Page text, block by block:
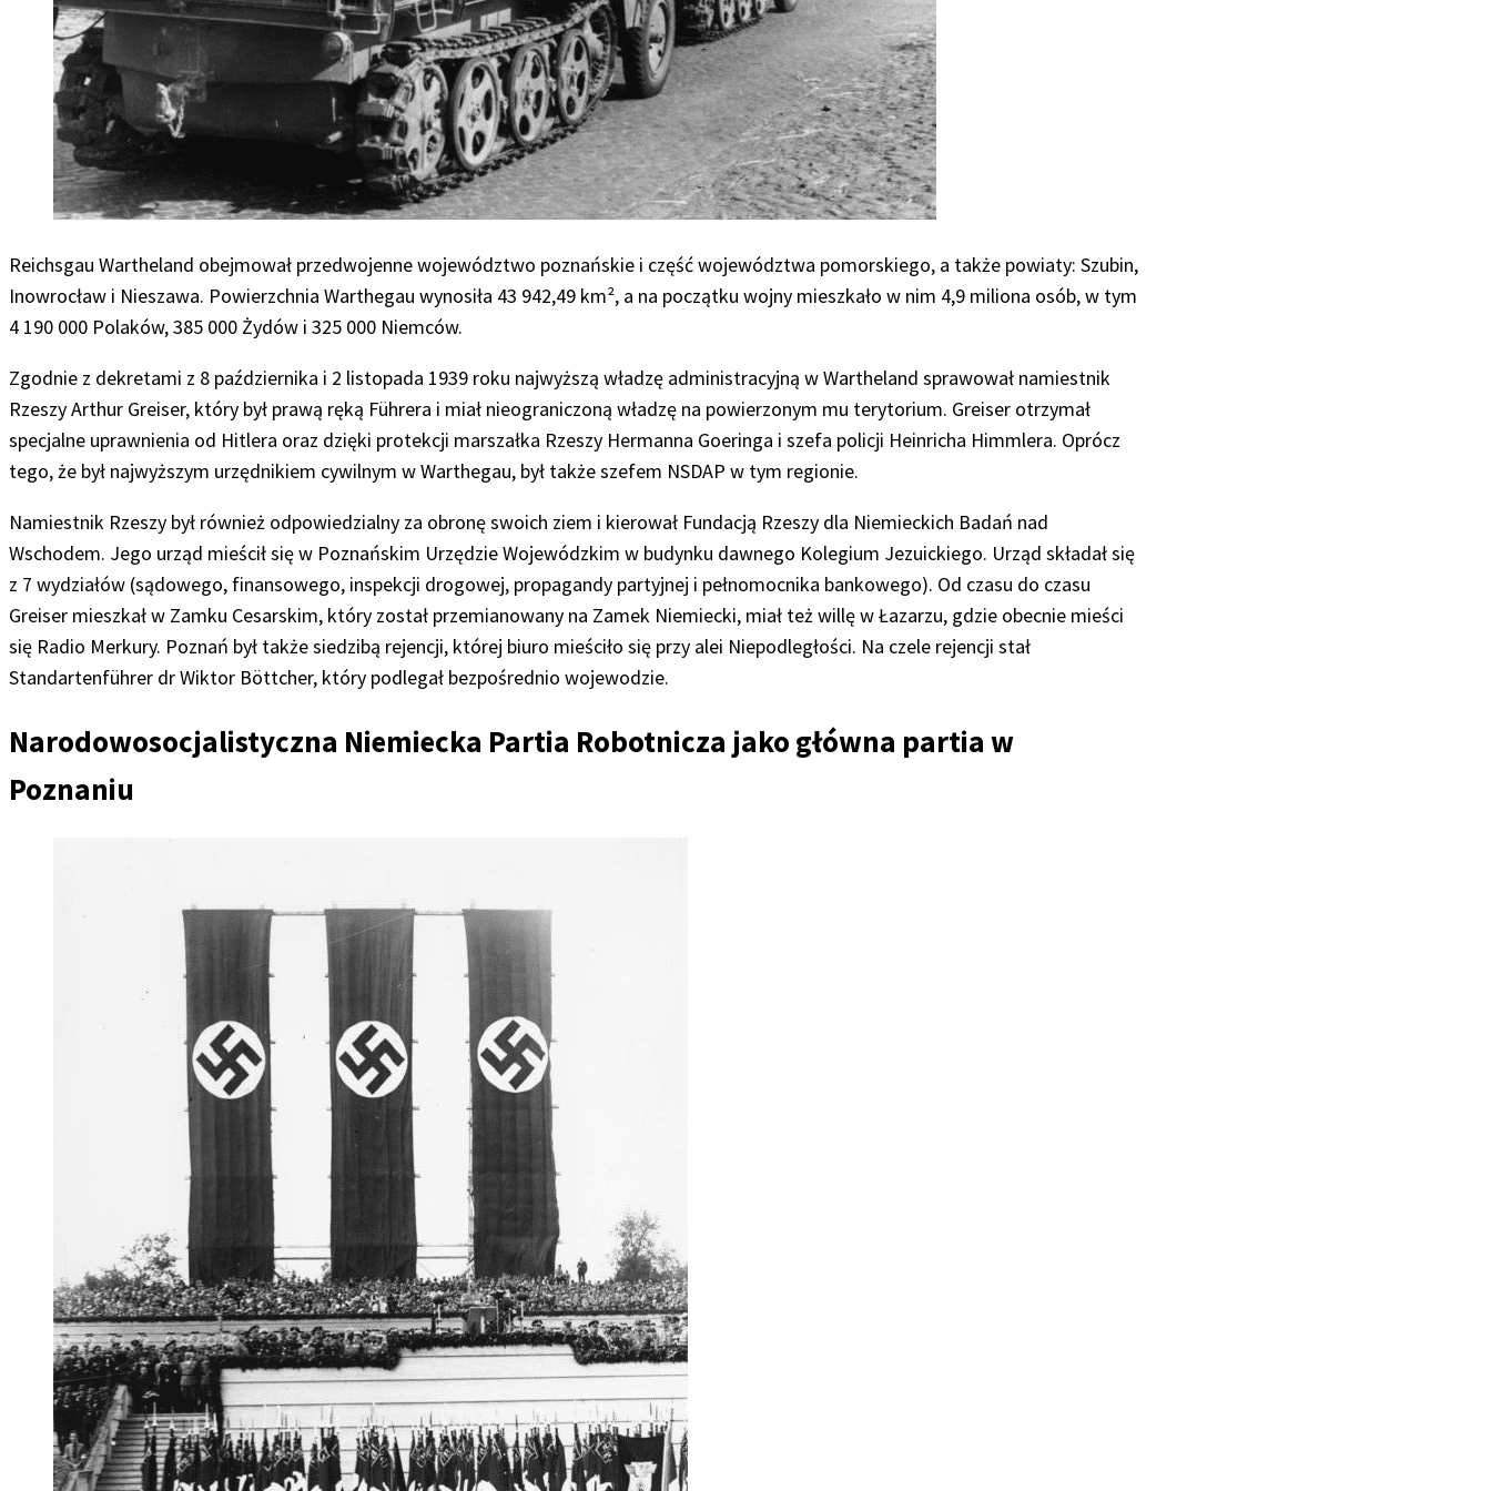
Reichsgau Wartheland obejmował przedwojenne województwo poznańskie i część województwa pomorskiego, a także powiaty: Szubin,
Inowrocław i Nieszawa. Powierzchnia Warthegau wynosiła 43 942,49 km², a na początku wojny mieszkało w nim 4,9 miliona osób, w tym
4 190 000 Polaków, 385 000 Żydów i 325 000 Niemców.
Zgodnie z dekretami z 8 października i 2 listopada 1939 roku najwyższą władzę administracyjną w Wartheland sprawował namiestnik
Rzeszy Arthur Greiser, który był prawą ręką Führera i miał nieograniczoną władzę na powierzonym mu terytorium. Greiser otrzymał
specjalne uprawnienia od Hitlera oraz dzięki protekcji marszałka Rzeszy Hermanna Goeringa i szefa policji Heinricha Himmlera. Oprócz
tego, że był najwyższym urzędnikiem cywilnym w Warthegau, był także szefem NSDAP w tym regionie.
Namiestnik Rzeszy był również odpowiedzialny za obronę swoich ziem i kierował Fundacją Rzeszy dla Niemieckich Badań nad
Wschodem. Jego urząd mieścił się w Poznańskim Urzędzie Wojewódzkim w budynku dawnego Kolegium Jezuickiego. Urząd składał się
z 7 wydziałów (sądowego, finansowego, inspekcji drogowej, propagandy partyjnej i pełnomocnika bankowego). Od czasu do czasu
Greiser mieszkał w Zamku Cesarskim, który został przemianowany na Zamek Niemiecki, miał też willę w Łazarzu, gdzie obecnie mieści
się Radio Merkury. Poznań był także siedzibą rejencji, której biuro mieściło się przy alei Niepodległości. Na czele rejencji stał
Standartenführer dr Wiktor Böttcher, który podlegał bezpośrednio wojewodzie.
Narodowosocjalistyczna Niemiecka Partia Robotnicza jako główna partia w
Poznaniu